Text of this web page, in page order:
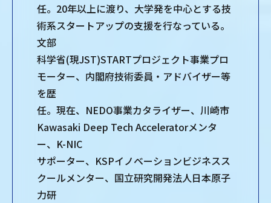
任。20年以上に渡り、大学発を中心とする技
術系スタートアップの支援を行なっている。
文部
科学省(現JST)STARTプロジェクト事業プロ
モーター、内閣府技術委員・アドバイザー等
を歴
任。現在、NEDO事業カタライザー、川崎市
Kawasaki Deep Tech Acceleratorメンタ
ー、K-NIC
サポーター、KSPイノベーションビジネスス
クールメンター、国立研究開発法人日本原子
力研